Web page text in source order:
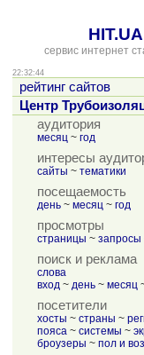
HIT.UA
сервис интернет
22:32:44
рейтинг сайтов
Центр
аудитория
месяц ~ год
интересы
сайты ~ тематики
посещаемость
день ~ месяц ~ год
просмотры
страницы ~ запросы
поиск и реклама
слова
вход ~ день ~ месяц
посетители
хосты ~ страны ~
пояса ~ системы ~
броузеры ~ пол и